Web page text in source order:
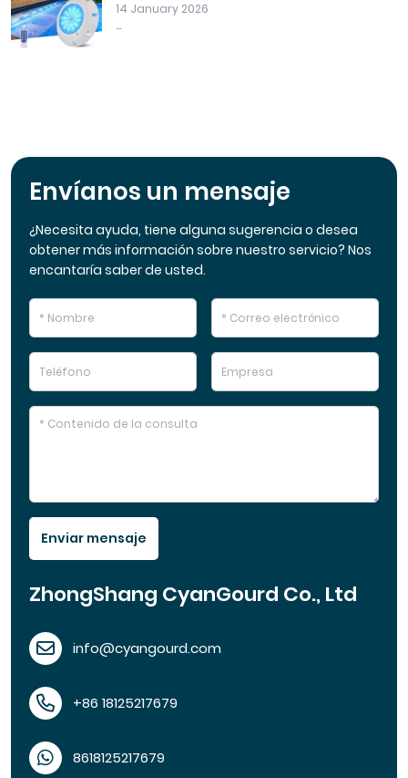
14 January 2026
...
Envíanos un mensaje
¿Necesita ayuda, tiene alguna sugerencia o desea
obtener más información sobre nuestro servicio? Nos
encantaría saber de usted.
Enviar mensaje
ZhongShang CyanGourd Co., Ltd
info@cyangourd.com
+86 18125217679
8618125217679